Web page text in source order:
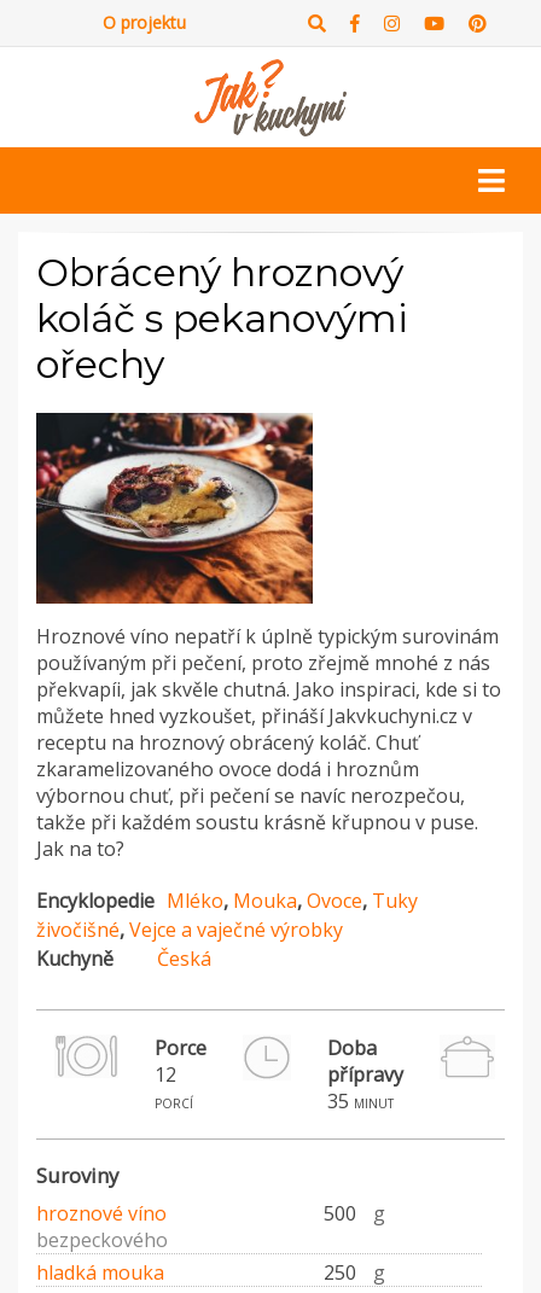
O projektu
Obrácený hroznový
koláč s pekanovými
ořechy
Hroznové víno nepatří k úplně typickým surovinám
používaným při pečení, proto zřejmě mnohé z nás
překvapíi, jak skvěle chutná. Jako inspiraci, kde si to
můžete hned vyzkoušet, přináší Jakvkuchyni.cz v
receptu na hroznový obrácený koláč. Chuť
zkaramelizovaného ovoce dodá i hroznům
výbornou chuť, při pečení se navíc nerozpečou,
takže při každém soustu krásně křupnou v puse.
Jak na to?
Encyklopedie Mléko, Mouka,Ovoce, Tuky
živočišné,Vejce a vaječné výrobky
Kuchyně
Česká
Porce
12
porcí
Doba
přípravy
35 minut
Suroviny
hroznové víno 500
g
bezpeckového
hladká mouka
250
g